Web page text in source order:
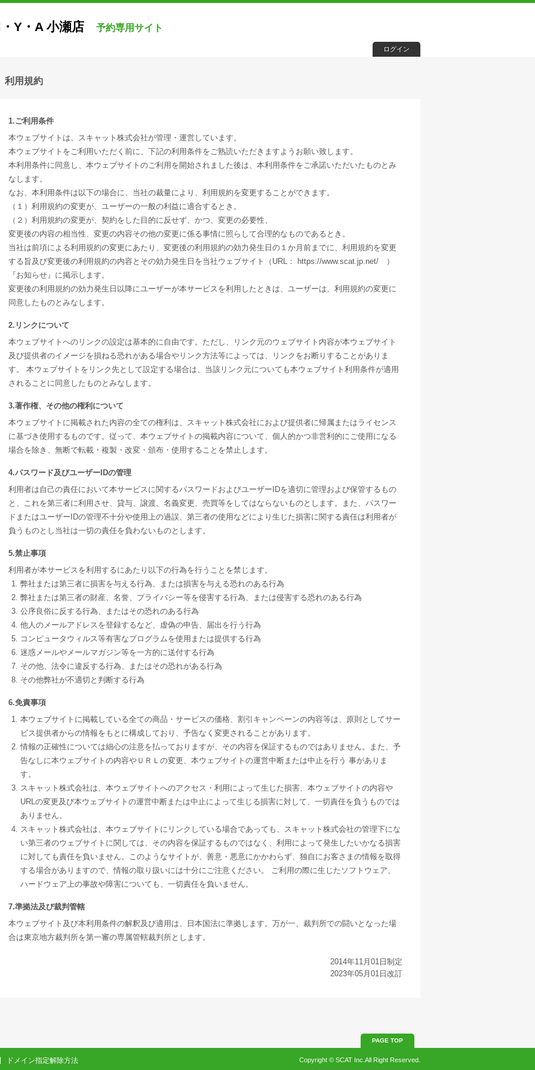
Y・A 小瀬店 予約専用サイト
ログイン
利用規約
1.ご利用条件
本ウェブサイトは、スキャット株式会社が管理・運営しています。
本ウェブサイトをご利用いただく前に、下記の利用条件をご熟読いただきますようお願い致します。
本利用条件に同意し、本ウェブサイトのご利用を開始されました後は、本利用条件をご承諾いただいたものとみ
なします。
なお、本利用条件は以下の場合に、当社の裁量により、利用規約を変更することができます。
（１）利用規約の変更が、ユーザーの一般の利益に適合するとき。
（２）利用規約の変更が、契約をした目的に反せず、かつ、変更の必要性、
変更後の内容の相当性、変更の内容その他の変更に係る事情に照らして合理的なものであるとき。
当社は前項による利用規約の変更にあたり、変更後の利用規約の効力発生日の１か月前までに、利用規約を変更
する旨及び変更後の利用規約の内容とその効力発生日を当社ウェブサイト（URL： https://www.scat.jp.net/ ）
『お知らせ』に掲示します。
変更後の利用規約の効力発生日以降にユーザーが本サービスを利用したときは、ユーザーは、利用規約の変更に
同意したものとみなします。
2.リンクについて
本ウェブサイトへのリンクの設定は基本的に自由です。ただし、リンク元のウェブサイト内容が本ウェブサイト
及び提供者のイメージを損ねる恐れがある場合やリンク方法等によっては、リンクをお断りすることがありま
す。 本ウェブサイトをリンク先として設定する場合は、当該リンク元についても本ウェブサイト利用条件が適用
されることに同意したものとみなします。
3.著作権、その他の権利について
本ウェブサイトに掲載された内容の全ての権利は、スキャット株式会社におよび提供者に帰属またはライセンス
に基づき使用するものです。従って、本ウェブサイトの掲載内容について、個人的かつ非営利的にご使用になる
場合を除き、無断で転載・複製・改変・頒布・使用することを禁止します。
4.パスワード及びユーザーIDの管理
利用者は自己の責任において本サービスに関するパスワードおよびユーザーIDを適切に管理および保管するもの
と、これを第三者に利用させ、貸与、譲渡、名義変更、売買等をしてはならないものとします。また、パスワー
ドまたはユーザーIDの管理不十分や使用上の過誤、第三者の使用などにより生じた損害に関する責任は利用者が
負うものとし当社は一切の責任を負わないものとします。
5.禁止事項
利用者が本サービスを利用するにあたり以下の行為を行うことを禁じます。
弊社または第三者に損害を与える行為、または損害を与える恐れのある行為
弊社または第三者の財産、名誉、プライバシー等を侵害する行為、または侵害する恐れのある行為
公序良俗に反する行為、またはその恐れのある行為
他人のメールアドレスを登録するなど、虚偽の申告、届出を行う行為
コンピュータウィルス等有害なプログラムを使用または提供する行為
迷惑メールやメールマガジン等を一方的に送付する行為
その他、法令に違反する行為、またはその恐れがある行為
その他弊社が不適切と判断する行為
6.免責事項
本ウェブサイトに掲載している全ての商品・サービスの価格、割引キャンペーンの内容等は、原則としてサー
ビス提供者からの情報をもとに構成しており、予告なく変更されることがあります。
情報の正確性については細心の注意を払っておりますが、その内容を保証するものではありません。また、予
告なしに本ウェブサイトの内容やＵＲＬの変更、本ウェブサイトの運営中断または中止を行う 事がありま
す。
スキャット株式会社は、本ウェブサイトへのアクセス・利用によって生じた損害、本ウェブサイトの内容や
URLの変更及び本ウェブサイトの運営中断または中止によって生じる損害に対して、一切責任を負うものでは
ありません。
スキャット株式会社は、本ウェブサイトにリンクしている場合であっても、スキャット株式会社の管理下にな
い第三者のウェブサイトに関しては、その内容を保証するものではなく、利用によって発生したいかなる損害
に対しても責任を負いません。このようなサイトが、善意・悪意にかかわらず、独自にお客さまの情報を取得
する場合がありますので、情報の取り扱いには十分にご注意ください。 ご利用の際に生じたソフトウェア、
ハードウェア上の事故や障害についても、一切責任を負いません。
7.準拠法及び裁判管轄
本ウェブサイト及び本利用条件の解釈及び適用は、日本国法に準拠します。万が一、裁判所での闘いとなった場
合は東京地方裁判所を第一審の専属管轄裁判所とします。
2014年11月01日制定
2023年05月01日改訂
PAGE TOP
ドメイン指定解除方法 Copyright © SCAT Inc.All Right Reserved.